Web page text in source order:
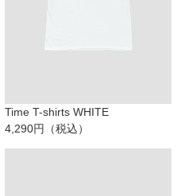
Time T-shirts WHITE
4,290円（税込）